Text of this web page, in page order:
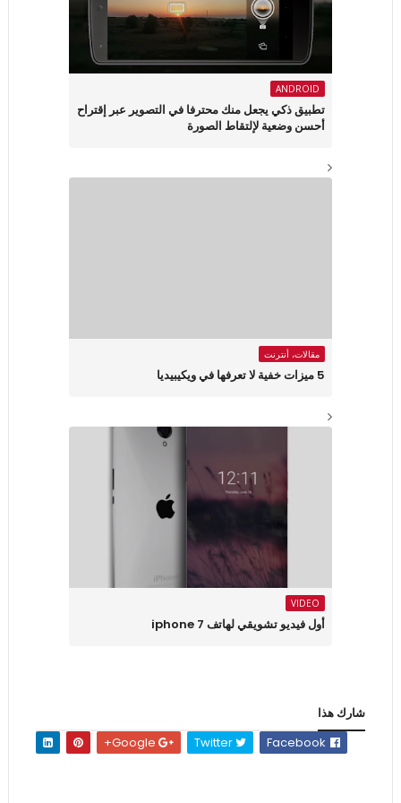
ANDROID
تطبيق ذكي يجعل منك محترفا في التصوير عبر إقتراح
أحسن وضعية لإلتقاط الصورة
مقالات، أنترنت
5 ميزات خفية لا تعرفها في ويكيبيديا
VIDEO
أول فيديو تشويقي لهاتف iphone 7
شارك هذا
Twitter